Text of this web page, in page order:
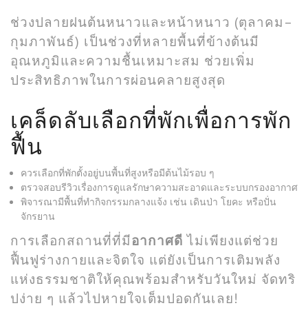
ช่วงปลายฝนต้นหนาวและหน้าหนาว (ตุลาคม–
กุมภาพันธ์) เป็นช่วงที่หลายพื้นที่ข้างต้นมี
อุณหภูมิและความชื้นเหมาะสม ช่วยเพิ่ม
ประสิทธิภาพในการผ่อนคลายสูงสุด
เคล็ดลับเลือกที่พักเพื่อการพัก
ฟื้น
ควรเลือกที่พักตั้งอยู่บนพื้นที่สูงหรือมีต้นไม้รอบ ๆ
ตรวจสอบรีวิวเรื่องการดูแลรักษาความสะอาดและระบบกรองอากาศ
พิจารณามีพื้นที่ทำกิจกรรมกลางแจ้ง เช่น เดินป่า โยคะ หรือปั่น
จักรยาน
การเลือกสถานที่ที่มีอากาศดี ไม่เพียงแต่ช่วย
ฟื้นฟูร่างกายและจิตใจ แต่ยังเป็นการเติมพลัง
แห่งธรรมชาติให้คุณพร้อมสำหรับวันใหม่ จัดทริ
ปง่าย ๆ แล้วไปหายใจเต็มปอดกันเลย!